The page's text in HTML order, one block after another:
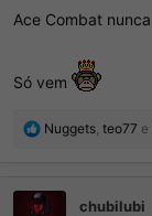
Ace Combat
Só vem
R
õ
Nuggets teo77 e
chubilubi